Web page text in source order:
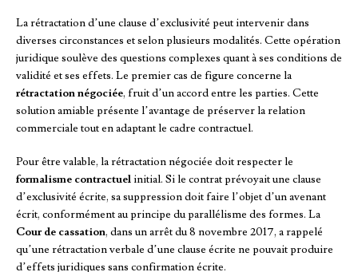
La rétractation d’une clause d’exclusivité peut intervenir dans
diverses circonstances et selon plusieurs modalités. Cette opération
juridique soulève des questions complexes quant à ses conditions de
validité et ses effets. Le premier cas de figure concerne la
rétractation négociée, fruit d’un accord entre les parties. Cette
solution amiable présente l’avantage de préserver la relation
commerciale tout en adaptant le cadre contractuel.
Pour être valable, la rétractation négociée doit respecter le
formalisme contractuelinitial. Si le contrat prévoyait une clause
d’exclusivité écrite, sa suppression doit faire l’objet d’un avenant
écrit, conformément au principe du parallélisme des formes. La
Cour de cassation, dans un arrêt du 8 novembre 2017, a rappelé
qu’une rétractation verbale d’une clause écrite ne pouvait produire
d’effets juridiques sans confirmation écrite.